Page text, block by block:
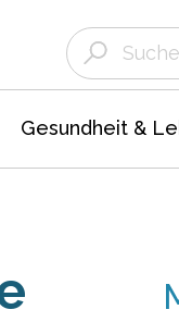
Gesundheit &